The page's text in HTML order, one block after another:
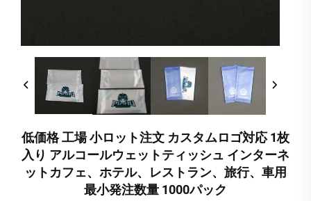
低価格 工場 小ロット注文 カスタムロゴ対応 1枚
入り アルコールウェットティッシュ インターネ
ットカフェ、ホテル、レストラン、旅行、車用
最小発注数量 1000パック